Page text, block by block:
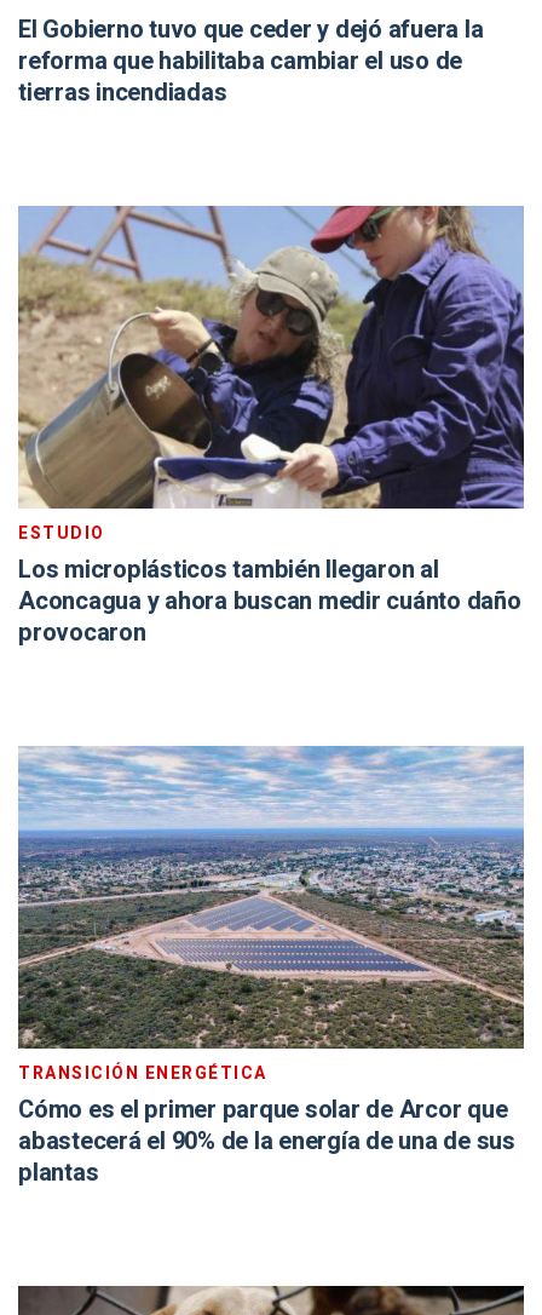
El Gobierno tuvo que ceder y dejó afuera la
reforma que habilitaba cambiar el uso de
tierras incendiadas
ESTUDIO
Los microplásticos también llegaron al
Aconcagua y ahora buscan medir cuánto daño
provocaron
TRANSICIÓN ENERGÉTICA
Cómo es el primer parque solar de Arcor que
abastecerá el 90% de la energía de una de sus
plantas